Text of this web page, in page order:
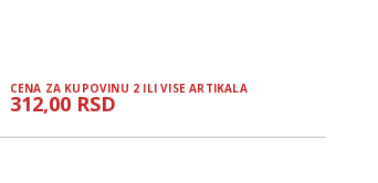
CENA ZA KUPOVINU 2 ILI VISE ARTIKALA
312,00 RSD